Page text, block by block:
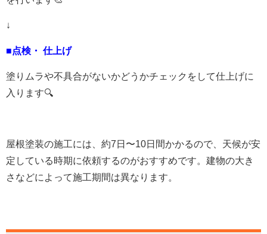
↓
■点検・ 仕上げ
塗りムラや不具合がないかどうかチェックをして仕上げに
入ります🔍
屋根塗装の施工には、約7 日〜10日間かかるので、天候が安
定している時期に依頼するのがおすすめです。建物の大き
さなどによって施工期間は異なります。